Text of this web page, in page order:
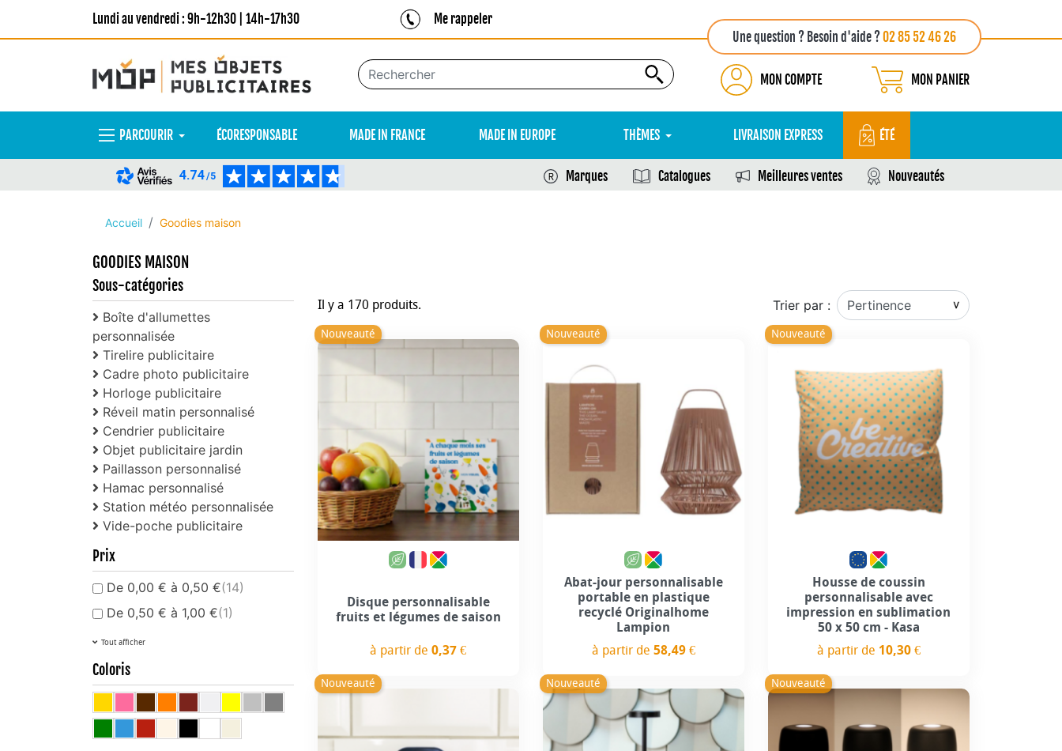
Lundi au vendredi : 9h-12h30 | 14h-17h30
Me rappeler
Une question ? Besoin d'aide ?02 85 52 46 26
MON COMPTE MON PANIER
PARCOURIR ÉCORESPONSABLE MADE IN FRANCE MADE IN EUROPE THÈMES LIVRAISON EXPRESS ÉTÉ
4.74/5 Marques Catalogues Meilleures ventes Nouveautés
Accueil Goodies maison
GOODIES MAISON
Sous-catégories
Boîte d'allumettes
personnalisée
Tirelire publicitaire
Cadre photo publicitaire
Horloge publicitaire
Réveil matin personnalisé
Cendrier publicitaire
Objet publicitaire jardin
Paillasson personnalisé
Hamac personnalisé
Station météo personnalisée
Vide-poche publicitaire
Prix
De 0,00 € à 0,50 €(14)
De 0,50 € à 1,00 €(1)
Tout afficher
Coloris
Il y a 170 produits. Trier par :
Nouveauté
Disque personnalisable
fruits et légumes de saison
à partir de0,37 €
Nouveauté
Abat-jour personnalisable
portable en plastique
recyclé Originalhome
Lampion
à partir de 58,49 €
Nouveauté
Personnalisation incluse
Housse de coussin
personnalisable avec
impression en sublimation
50 x 50 cm - Kasa
à partir de 10,30 €
Nouveauté Nouveauté Nouveauté